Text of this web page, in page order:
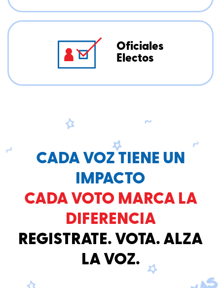
Oficiales
Electos
CADA VOZ TIENE UN
IMPACTO
CADA VOTO MARCA LA
DIFERENCIA
REGISTRATE. VOTA. ALZA
LA VOZ.